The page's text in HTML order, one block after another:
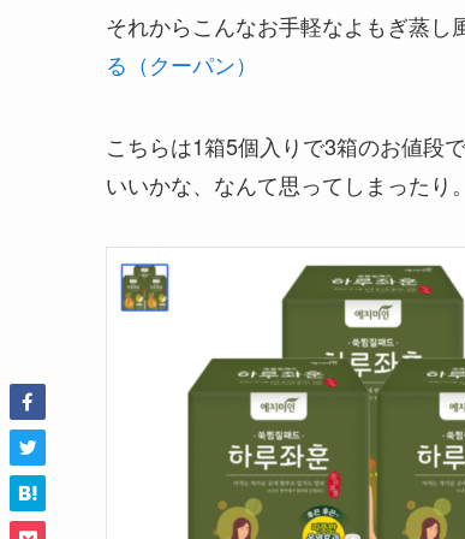
それからこんなお手軽なよもぎ蒸
る（クーパン）
こちらは1箱5個入りで3箱のお値段
いいかな、なんて思ってしまったり。